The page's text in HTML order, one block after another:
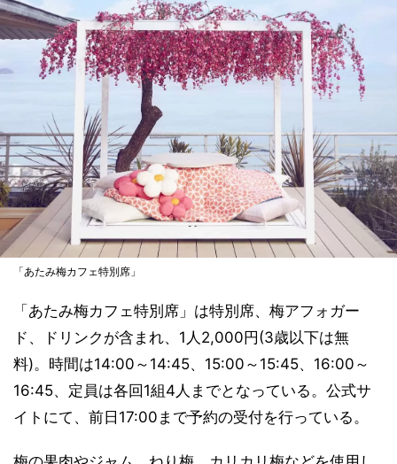
「あたみ梅カフェ特別席」
「あたみ梅カフェ特別席」は特別席、梅アフォガー
ド、ドリンクが含まれ、1人2,000円(3歳以下は無
料)。時間は14:00～14:45、15:00～15:45、16:00～
16:45、定員は各回1組4人までとなっている。公式サ
イトにて、前日17:00まで予約の受付を行っている。